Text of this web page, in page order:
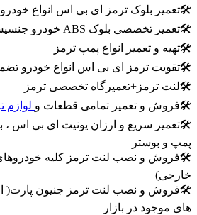
🛠تعمیر بلوک ترمز ای بی اس انواع خودرو
🛠تعمیر تخصصی بلوک ABS خودرو جنسیس
🛠تهیه و تعمیر انواع پمپ ترمز
🛠تقویت ترمز ای بی اس انواع خودرو
🛠لنت ترمز+تعمیرگاه تخصصی ترمز
🛠فروش و تعمیر تمامی قطعات و
🛠تعمیر سریع و ارزان یونیت ای بی اس ،
پمپ و بوستر
🛠فروش و نصب لنت ترمز کلیه خودروهای
خارجی)
🛠فروش و نصب لنت ترمز جنیون پارت(
های موجود در بازار